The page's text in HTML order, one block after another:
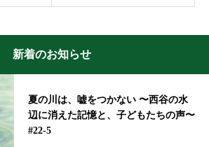
新着のお知らせ
夏の川は、嘘をつかない 〜西谷の水
辺に消えた記憶と、子どもたちの声〜
#22-5